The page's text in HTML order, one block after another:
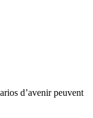
d’avenir peuvent